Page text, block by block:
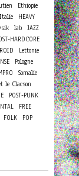
Ethiopie
Italie
HEAVY
lab JAZZ
HARDCORE
Lettonie
Pologne
Somalie
le Clacson
POST-PUNK
FREE
FOLK
POP